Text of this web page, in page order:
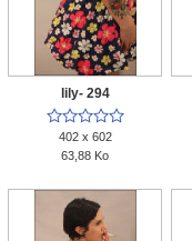
lily- 294

402 x 602
63,88 Ko